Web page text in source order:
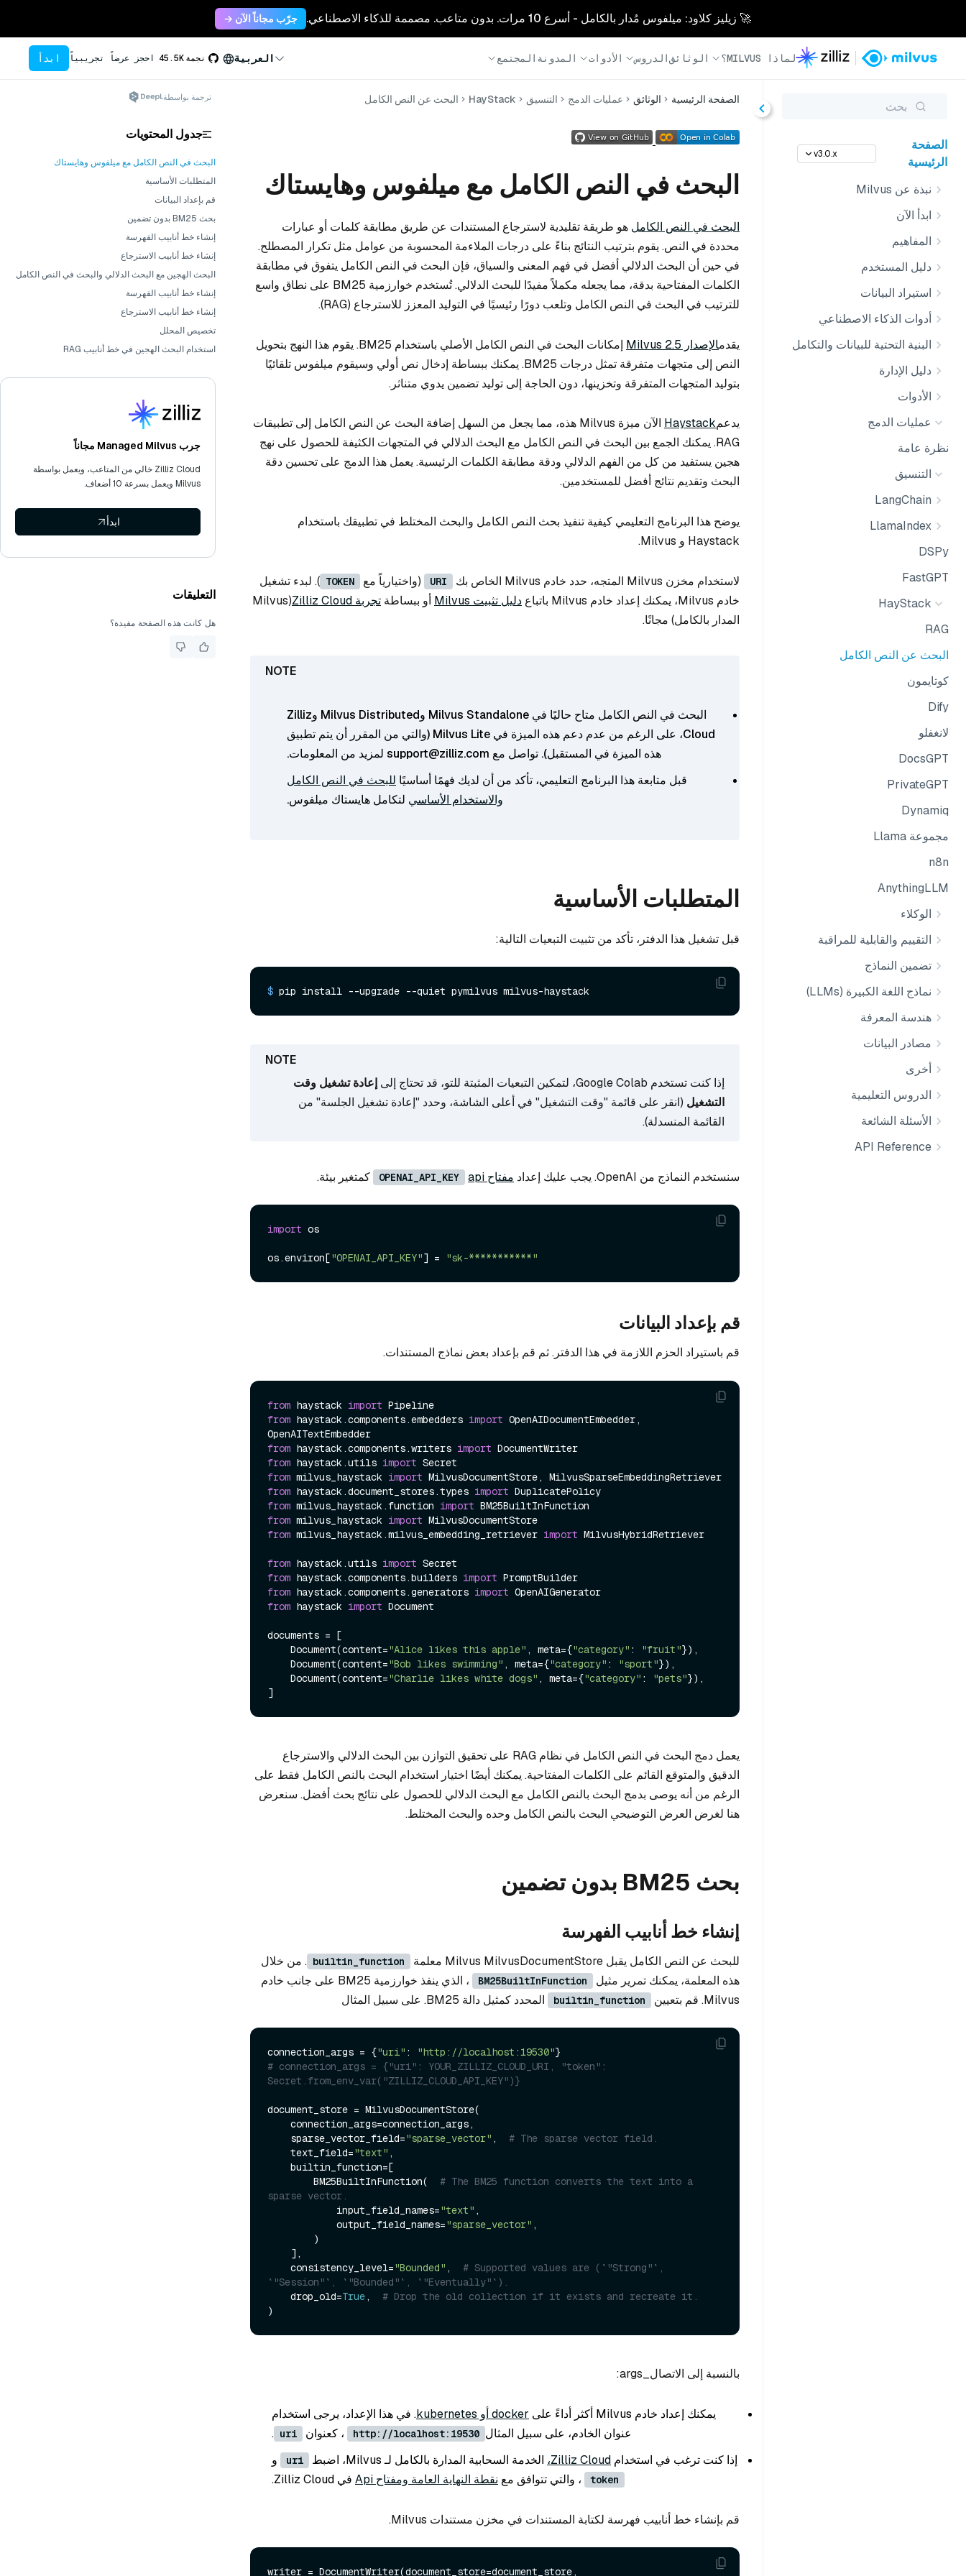
🚀 زيليز كلاود: ميلفوس مُدار بالكامل - أسرع 10 مرات. بدون متاعب. مصممة للذكاء الاصطناعي. جرّب مجاناً الآن →
لماذا MILVUS؟ الوثائقالدروس الأدوات المدونة المجتمع العربية نجمة45.5K احجز عرضاً تجريبياً ابدأ
بحث
الصفحة
الرئيسية
v3.0.x
نبذة عن Milvus
ابدأ الآن
المفاهيم
دليل المستخدم
استيراد البيانات
أدوات الذكاء الاصطناعي
البنية التحتية للبيانات والتكامل
دليل الإدارة
الأدوات
عمليات الدمج
نظرة عامة
التنسيق
LangChain
LlamaIndex
DSPy
FastGPT
HayStack
RAG
البحث عن النص الكامل
كوتايمون
Dify
لانغفلو
DocsGPT
PrivateGPT
Dynamiq
مجموعة Llama
n8n
AnythingLLM
الوكلاء
التقييم والقابلية للمراقبة
تضمين النماذج
نماذج اللغة الكبيرة (LLMs)
هندسة المعرفة
مصادر البيانات
أخرى
الدروس التعليمية
الأسئلة الشائعة
API Reference
الصفحة الرئيسية الوثائق عمليات الدمج التنسيق HayStack البحث عن النص الكامل
البحث في النص الكامل مع ميلفوس وهايستاك
البحث في النص الكامل هو طريقة تقليدية لاسترجاع المستندات عن طريق مطابقة كلمات أو عبارات
محددة في النص. يقوم بترتيب النتائج بناءً على درجات الملاءمة المحسوبة من عوامل مثل تكرار المصطلح.
في حين أن البحث الدلالي أفضل في فهم المعنى والسياق، فإن البحث في النص الكامل يتفوق في مطابقة
الكلمات المفتاحية بدقة، مما يجعله مكملاً مفيدًا للبحث الدلالي. تُستخدم خوارزمية BM25 على نطاق واسع
للترتيب في البحث في النص الكامل وتلعب دورًا رئيسيًا في التوليد المعزز للاسترجاع (RAG).
يقدمالإصدار Milvus 2.5
إمكانات البحث في النص الكامل الأصلي باستخدام BM25. يقوم هذا النهج بتحويل
النص إلى متجهات متفرقة تمثل درجات BM25. يمكنك ببساطة إدخال نص أولي وسيقوم ميلفوس تلقائيًا
بتوليد المتجهات المتفرقة وتخزينها، دون الحاجة إلى توليد تضمين يدوي متناثر.
يدعمHaystack
الآن ميزة Milvus هذه، مما يجعل من السهل إضافة البحث عن النص الكامل إلى تطبيقات
RAG. يمكنك الجمع بين البحث في النص الكامل مع البحث الدلالي في المتجهات الكثيفة للحصول على نهج
هجين يستفيد من كل من الفهم الدلالي ودقة مطابقة الكلمات الرئيسية. يعمل هذا الدمج على تحسين دقة
البحث وتقديم نتائج أفضل للمستخدمين.
يوضح هذا البرنامج التعليمي كيفية تنفيذ بحث النص الكامل والبحث المختلط في تطبيقك باستخدام
Haystack و Milvus.
لاستخدام مخزن Milvus المتجه، حدد خادم Milvus الخاص بك URI (واختيارياً مع TOKEN ). لبدء تشغيل
خادم Milvus، يمكنك إعداد خادم Milvus باتباع
دليل تثبيت Milvus أو ببساطة تجربة Zilliz Cloud
(Milvus
المدار بالكامل) مجانًا.
البحث في النص الكامل متاح حاليًا في Milvus Standalone وMilvus Distributed وZilliz
Cloud، على الرغم من عدم دعم هذه الميزة في Milvus Lite (والتي من المقرر أن يتم تطبيق
هذه الميزة في المستقبل). تواصل مع support@zilliz.com لمزيد من المعلومات.
قبل متابعة هذا البرنامج التعليمي، تأكد من أن لديك فهمًا أساسيًا للبحث في النص الكامل
والاستخدام الأساسي لتكامل هايستاك ميلفوس.
المتطلبات الأساسية
قبل تشغيل هذا الدفتر، تأكد من تثبيت التبعيات التالية:
$ pip install --upgrade --quiet pymilvus milvus-haystack
إذا كنت تستخدم Google Colab، لتمكين التبعيات المثبتة للتو، قد تحتاج إلى
إعادة تشغيل وقت
التشغيل (انقر على قائمة "وقت التشغيل" في أعلى الشاشة، وحدد "إعادة تشغيل الجلسة" من
القائمة المنسدلة).
سنستخدم النماذج من OpenAI. يجب عليك إعداد مفتاح api OPENAI_API_KEY كمتغير بيئة.
import os
os.environ["OPENAI_API_KEY"] = "sk-***********"
قم بإعداد البيانات
قم باستيراد الحزم اللازمة في هذا الدفتر. ثم قم بإعداد بعض نماذج المستندات.
from haystack import
from haystack.components.embedders import OpenAIDocumentEmbedder,
from haystack.components.writers import
from haystack.utils import
from milvus_haystack import
from haystack.document_stores.types import
from milvus_haystack.function import
from milvus_haystack import
from milvus_haystack.milvus_embedding_retriever import MilvusHybridRetriever
from haystack.utils import
from haystack.components.builders import
from haystack.components.generators import
from haystack import Document
documents = [
    Document(content=
"Alice likes this apple" , meta={"category" : "fruit"}),
    Document(content=
"Bob likes swimming" , meta={"category" : "sport"}),
    Document(content=
"Charlie likes white dogs" , meta={"category" : "pets"}),
يعمل دمج البحث في النص الكامل في نظام RAG على تحقيق التوازن بين البحث الدلالي والاسترجاع
الدقيق والمتوقع القائم على الكلمات المفتاحية. يمكنك أيضًا اختيار استخدام البحث بالنص الكامل فقط على
الرغم من أنه يوصى بدمج البحث بالنص الكامل مع البحث الدلالي للحصول على نتائج بحث أفضل. سنعرض
هنا لغرض العرض التوضيحي البحث بالنص الكامل وحده والبحث المختلط.
بحث BM25 بدون تضمين
إنشاء خط أنابيب الفهرسة
للبحث عن النص الكامل يقبل Milvus MilvusDocumentStore معلمة builtin_function . من خلال
هذه المعلمة، يمكنك تمرير مثيل
BM25BuiltInFunction
، الذي ينفذ خوارزمية BM25 على جانب خادم
Milvus. قم بتعيين
builtin_function المحدد كمثيل دالة BM25. على سبيل المثال
connection_args = {"uri" : "http://localhost:19530"
# connection_args = {"uri": YOUR_ZILLIZ_CLOUD_URI, "token":
Secret.from_env_var("ZILLIZ_CLOUD_API_KEY")}
document_store = MilvusDocumentStore(
    sparse_vector_field=
"sparse_vector" , # The sparse vector field.
    text_field=
"text" ,
        BM25BuiltInFunction(
# The BM25 function converts the text into a
sparse vector.
            input_field_names=
"text" ,
            output_field_names=
"sparse_vector" ,
    consistency_level=
"Bounded" , # Supported values are (`"Strong"`,
`"Session"`, `"Bounded"`, `"Eventually"`).
    drop_old=
True, # Drop the old collection if it exists and recreate it.
بالنسبة إلى الاتصال_args:
يمكنك إعداد خادم Milvus أكثر أداءً على docker أو kubernetes
. في هذا الإعداد، يرجى استخدام
عنوان الخادم، على سبيل المثال http://localhost:19530 ، كعنوان uri
.
إذا كنت ترغب في استخدام Zilliz Cloud، الخدمة السحابية المدارة بالكامل لـ Milvus، اضبط uri و
token ، والتي تتوافق مع نقطة النهاية العامة ومفتاح Api في Zilliz Cloud.
قم بإنشاء خط أنابيب فهرسة لكتابة المستندات في مخزن مستندات Milvus.
writer = DocumentWriter(document_store=document_store,
ترجمة بواسطة
جدول المحتويات
البحث في النص الكامل مع ميلفوس وهايستاك
المتطلبات الأساسية
قم بإعداد البيانات
بحث BM25 بدون تضمين
إنشاء خط أنابيب الفهرسة
إنشاء خط أنابيب الاسترجاع
البحث الهجين مع البحث الدلالي والبحث في النص الكامل
إنشاء خط أنابيب الفهرسة
إنشاء خط أنابيب الاسترجاع
تخصيص المحلل
استخدام البحث الهجين في خط أنابيب RAG
جرب Managed Milvus مجاناً
Zilliz Cloud خالي من المتاعب، ويعمل بواسطة
Milvus ويعمل بسرعة 10 أضعاف.
ابدأ
التعليقات
هل كانت هذه الصفحة مفيدة؟